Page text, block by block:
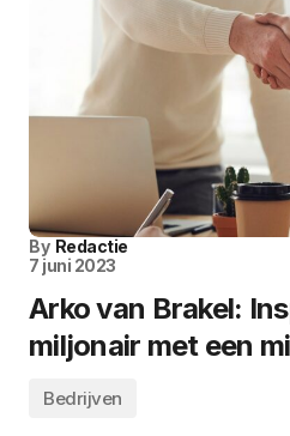
By Redactie
7 juni 2023
Arko van Brakel:
miljonair met een
Bedrijven